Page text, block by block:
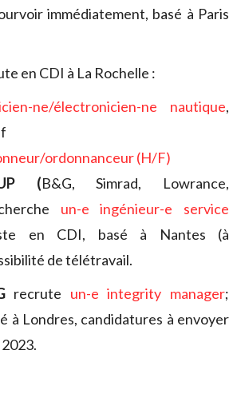
immédiatement, basé à Paris
en CDI à La Rochelle :
ne/électronicien-ne nautique,
ordonnanceur (H/F)
(B&G, Simrad, Lowrance,
un-e ingénieur-e service
en CDI, basé à Nantes (à
de télétravail.
recrute un-e integrity manager;
à Londres, candidatures à envoyer